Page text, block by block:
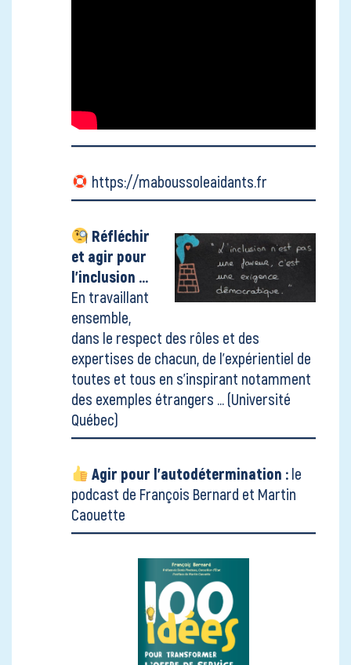
https://maboussoleaidants.fr
Réfléchir
et agir pour
l'inclusion ...
En travaillant
ensemble,
dans le respect des rôles et des
expertises de chacun, de l'expérientiel de
toutes et tous en s'inspirant notamment
des exemples étrangers ... (Université
Québec)
Agir pour l'autodétermination : le
podcast de François Bernard et Martin
Caouette